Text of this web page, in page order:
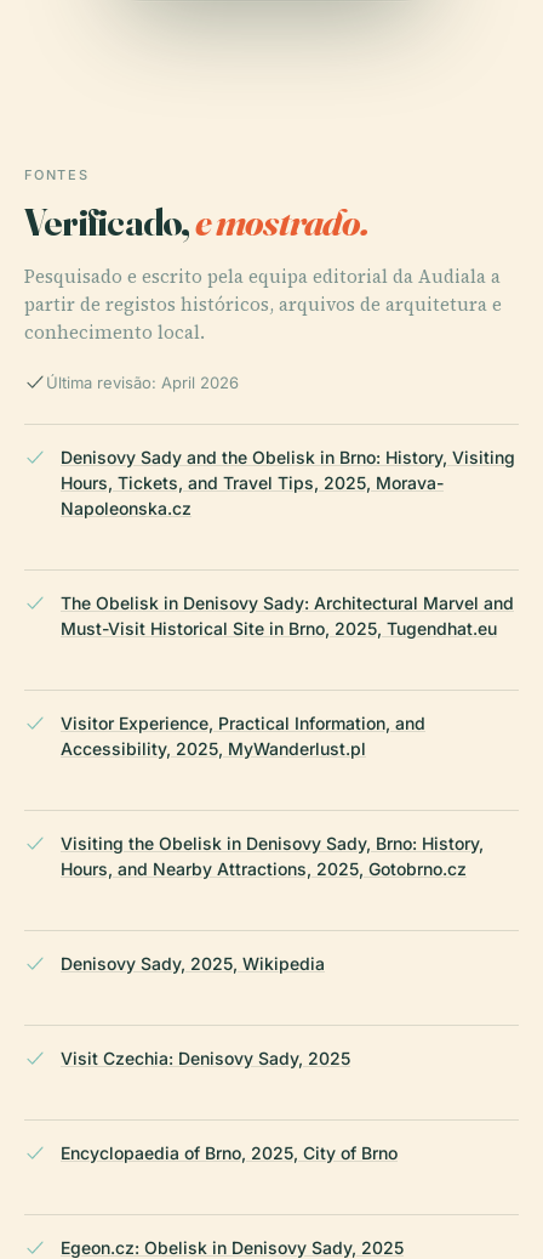
FONTES
Verificado,e mostrado.
Pesquisado e escrito pela equipa editorial da Audiala a
partir de registos históricos, arquivos de arquitetura e
conhecimento local.
Última revisão: April 2026
Denisovy Sady and the Obelisk in Brno: History, Visiting
Hours, Tickets, and Travel Tips, 2025, Morava-
Napoleonska.cz
The Obelisk in Denisovy Sady: Architectural Marvel and
Must-Visit Historical Site in Brno, 2025, Tugendhat.eu
Visitor Experience, Practical Information, and
Accessibility, 2025, MyWanderlust.pl
Visiting the Obelisk in Denisovy Sady, Brno: History,
Hours, and Nearby Attractions, 2025, Gotobrno.cz
Denisovy Sady, 2025, Wikipedia
Visit Czechia: Denisovy Sady, 2025
Encyclopaedia of Brno, 2025, City of Brno
Egeon.cz: Obelisk in Denisovy Sady, 2025